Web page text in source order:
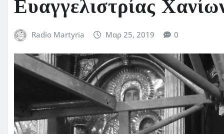
Ευαγγελιστρίας
Radio Martyria Μαρ 25, 2019 0